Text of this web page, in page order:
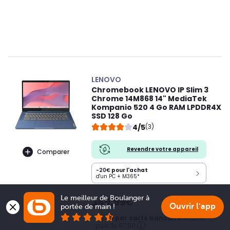
Comparer
LENOVO
Chromebook LENOVO IP Slim 3
Chrome 14M868 14" MediaTek
Kompanio 520 4 Go RAM LPDDR4X
SSD 128 Go
4/5(3)
Revendre votre appareil
-20€ pour l'achat
d'un PC + M365*
349,99€
ou 4x par carte bancaire96,25€
Le meilleur de Boulanger à
portée de main !
Ouvrir l'app